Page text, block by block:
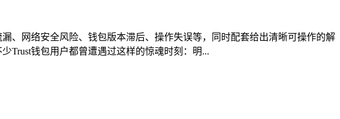
、网络安全风险、钱包版本滞后、操作失误等，同时配套给出清晰可操作的解
Trust钱包用户都曾遭遇过这样的惊魂时刻：明...